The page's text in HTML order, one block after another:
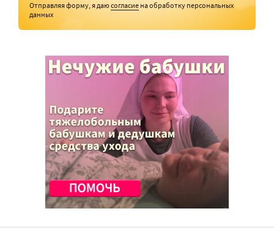
Отправляя форму, я даюсогласие на обработку персональных
данных